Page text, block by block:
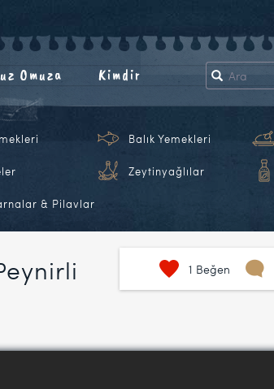
Omuza Kimdir
Balık Yemekleri
Zeytinyağlılar
& Pilavlar
1 Beğen